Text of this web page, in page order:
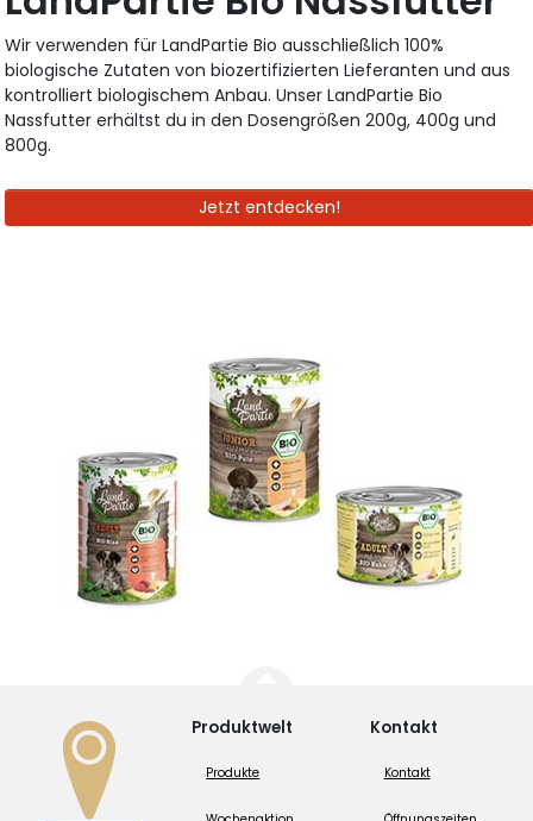
Wir verwenden für LandPartie Bio ausschließlich 100%
biologische Zutaten von biozertifizierten Lieferanten und aus
kontrolliert biologischem Anbau. Unser LandPartie Bio
Nassfutter erhältst du in den Dosengrößen 200g, 400g und
800g.
Jetzt entdecken!
Produktwelt
Produkte
Kontakt
Kontakt